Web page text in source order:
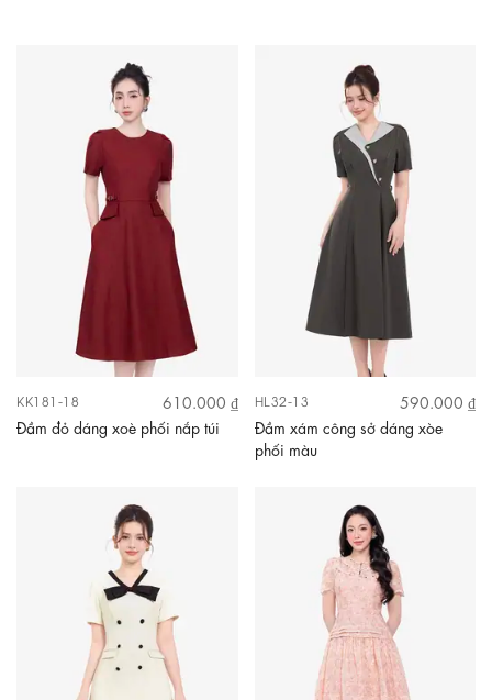
KK181-18
610.000 ₫
Đầm đỏ dáng xoè phối nắp túi
HL32-13
590.000 ₫
Đầm xám công sở dáng xòe
phối màu